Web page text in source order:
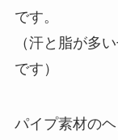
です。
（汗と脂が多
です）
パイプ素材の